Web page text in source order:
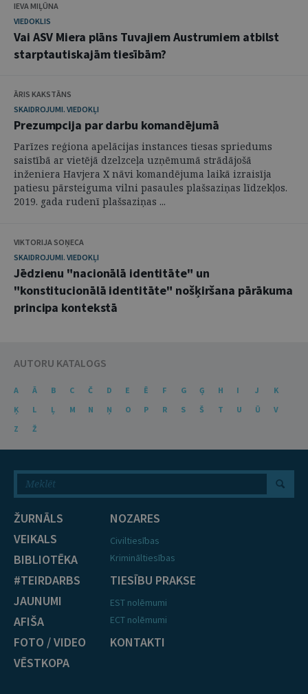
IEVA MIĻŪNA
VIEDOKLIS
Vai ASV Miera plāns Tuvajiem Austrumiem atbilst
starptautiskajām tiesībām?
ĀRIS KAKSTĀNS
SKAIDROJUMI. VIEDOKĻI
Prezumpcija par darbu komandējumā
Parīzes reģiona apelācijas instances tiesas spriedums
saistībā ar vietējā dzelzceļa uzņēmumā strādājošā
inženiera Havjera X nāvi komandējuma laikā izraisīja
patiesu pārsteiguma vilni pasaules plašsaziņas līdzekļos.
2019. gada rudenī plašsaziņas ...
VIKTORIJA SOŅECA
SKAIDROJUMI. VIEDOKĻI
Jēdzienu "nacionālā identitāte" un
"konstitucionālā identitāte" nošķiršana pārākuma
principa kontekstā
AUTORU KATALOGS
A Ā B C Č D E Ē F G Ģ H I J
K
Ķ
L Ļ M N Ņ O P R S Š T U Ū
V
Z
Ž
ŽURNĀLS
VEIKALS
BIBLIOTĒKA
#TEIRDARBS
JAUNUMI
AFIŠA
FOTO / VIDEO
VĒSTKOPA
NOZARES
Civiltiesības
Krimināltiesības
TIESĪBU PRAKSE
EST nolēmumi
ECT nolēmumi
KONTAKTI